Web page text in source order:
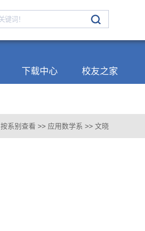
下载中心 校友之家
按系别查看 >> 应用数学系 >> 文晓